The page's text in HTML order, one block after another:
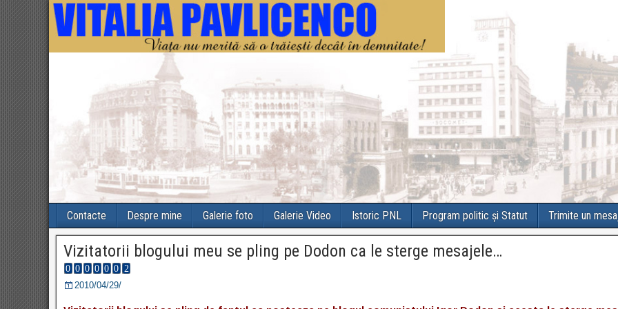
Contacte Despre mine Galerie foto Galerie Video Istoric PNL Program politic și Statut Trimite un
Vizitatorii blogului meu se pling pe Dodon ca le sterge mesajele…
2010/04/29/